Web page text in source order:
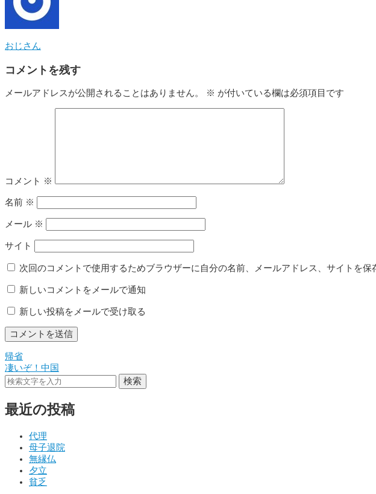
おじさん
コメントを残す
メールアドレスが公開されることはありません。 ※ が付いている欄は必須項目です
コメント ※
名前 ※
メール ※
サイト
次回のコメントで使用するためブラウザーに自分の名前、メールアドレス、サイトを保
新しいコメントをメールで通知
新しい投稿をメールで受け取る
投
稿
ビ
帰省
凄いぞ！中国
検索
最近の投稿
代理
母子退院
無縁仏
夕立
貧乏